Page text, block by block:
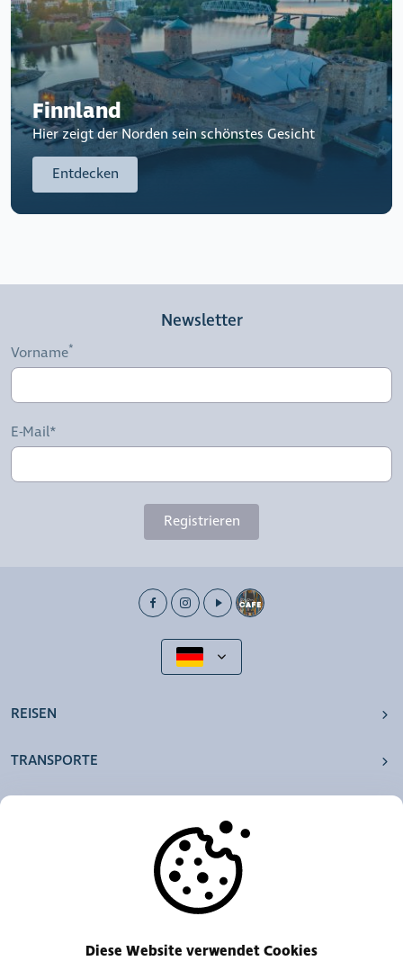
Finnland
Hier zeigt der Norden sein schönstes Gesicht
Entdecken
Newsletter
Vorname
E-Mail*
Registrieren
REISEN
TRANSPORTE
Diese Website verwendet Cookies